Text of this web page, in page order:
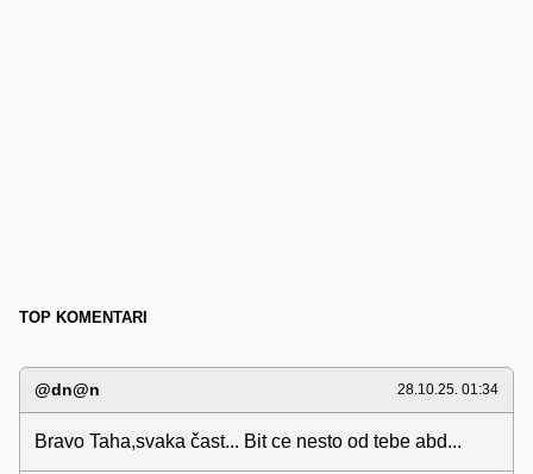
TOP KOMENTARI
@dn@n 28.10.25. 01:34
Bravo Taha,svaka čast... Bit ce nesto od tebe abd...